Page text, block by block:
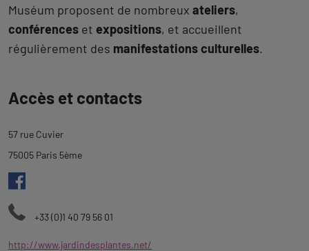
Muséum proposent de nombreux ateliers,
conférences et expositions, et accueillent
régulièrement des manifestations culturelles.
àAccès et contacts
57 rue Cuvier
75005 Paris 5ème
+33 (0)1 40 79 56 01
http://www.jardindesplantes.net/